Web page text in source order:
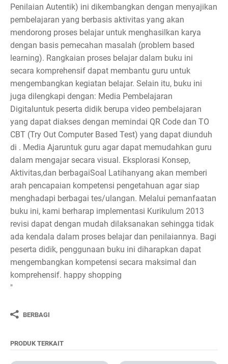
Penilaian Autentik) ini dikembangkan dengan menyajikan
pembelajaran yang berbasis aktivitas yang akan
mendorong proses belajar untuk menghasilkan karya
dengan basis pemecahan masalah (problem based
learning). Rangkaian proses belajar dalam buku ini
secara komprehensif dapat membantu guru untuk
mengembangkan kegiatan belajar. Selain itu, buku ini
juga dilengkapi dengan: Media Pembelajaran
Digitaluntuk peserta didik berupa video pembelajaran
yang dapat diakses dengan memindai QR Code dan TO
CBT (Try Out Computer Based Test) yang dapat diunduh
di . Media Ajaruntuk guru agar dapat memudahkan guru
dalam mengajar secara visual. Eksplorasi Konsep,
Aktivitas,dan berbagaiSoal Latihanyang akan memberi
arah pencapaian kompetensi pengetahuan agar siap
menghadapi berbagai tes/ulangan. Melalui pemanfaatan
buku ini, kami berharap implementasi Kurikulum 2013
revisi dapat dengan mudah dilaksanakan sehingga tidak
ada kendala dalam proses belajar dan penilaiannya. Bagi
peserta didik, penggunaan buku ini diharapkan dapat
mengembangkan kompetensi secara maksimal dan
komprehensif. happy shopping
"
BERBAGI
PRODUK TERKAIT